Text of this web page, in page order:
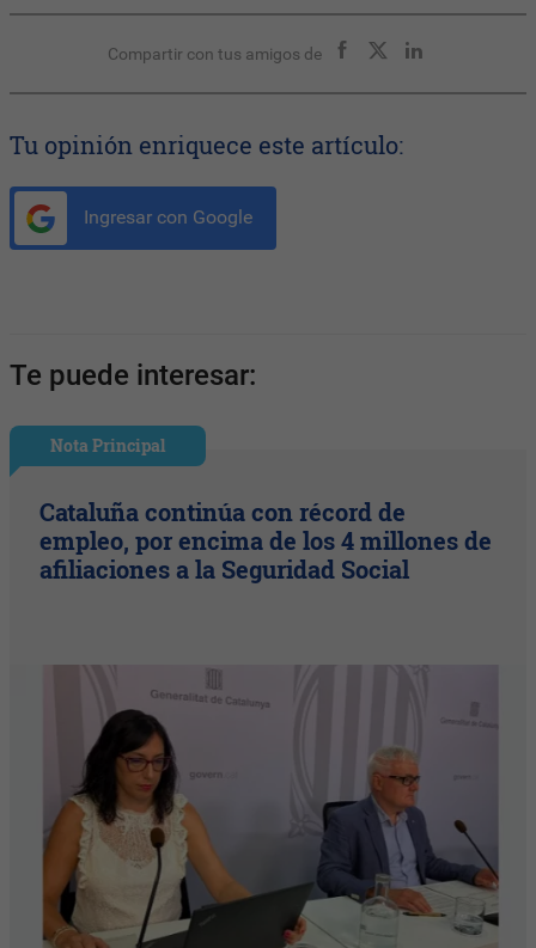
Compartir con tus amigos de
Tu opinión enriquece este artículo:
Ingresar con Google
Te puede interesar:
Nota Principal
Cataluña continúa con récord de
empleo, por encima de los 4 millones de
afiliaciones a la Seguridad Social